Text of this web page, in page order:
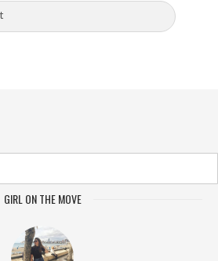
GIRL ON THE MOVE